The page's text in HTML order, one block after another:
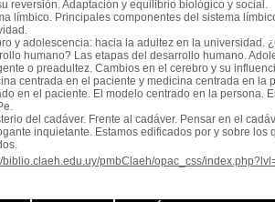
reversión. Adaptación y equilibrio biológico y social.
límbico. Principales componentes del sistema
y adolescencia: hacia la adultez en la universidad.
humano? Las etapas del desarrollo humano.
o preadultez. Cambios en el cerebro y su
centrada en el paciente y medicina centrada en la
en el paciente. El modelo centrado en la persona.
del cadáver. Frente al cadáver. Pensar en el
inquietante. Estamos edificados por y sobre los
biblio.claeh.edu.uy/pmbClaeh/opac_css/